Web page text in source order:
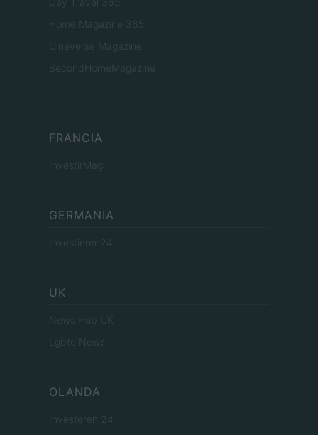
Home Magazine 365
Cineverse Magazine
SecondHomeMagazine
FRANCIA
InvestirMag
GERMANIA
Investieren24
UK
News Hub UK
Lgbtq News
OLANDA
Investeren 24